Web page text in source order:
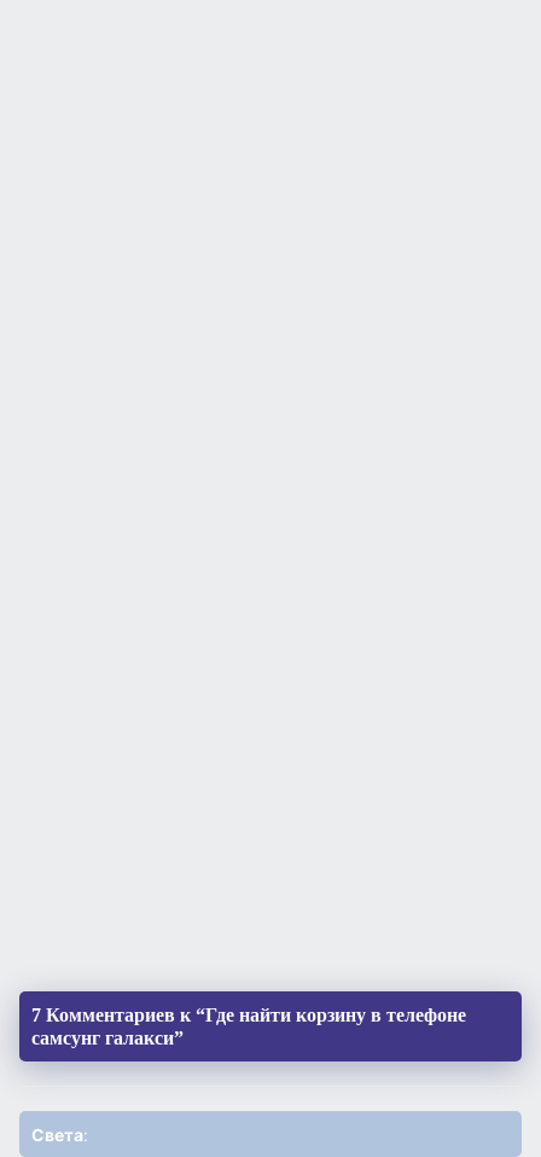
7 Комментариев к “Где найти корзину в телефоне
самсунг галакси”
Света: